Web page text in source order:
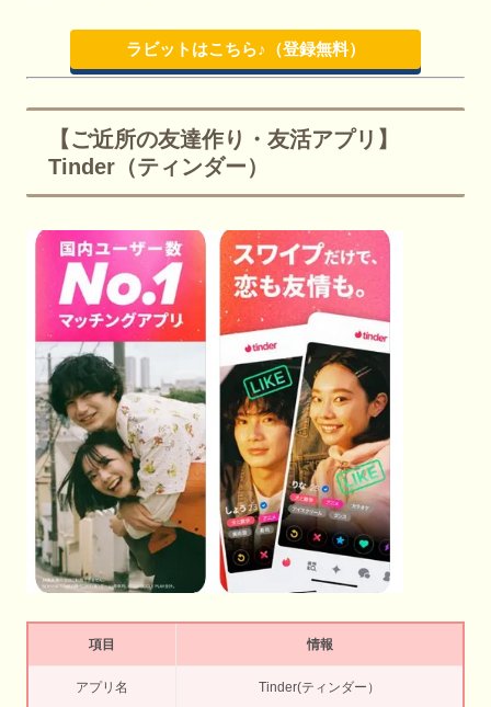
ラビットはこちら♪（登録無料）
【ご近所の友達作り・友活アプリ】
Tinder（ティンダー）
項目 情報
アプリ名 Tinder(ティンダー）